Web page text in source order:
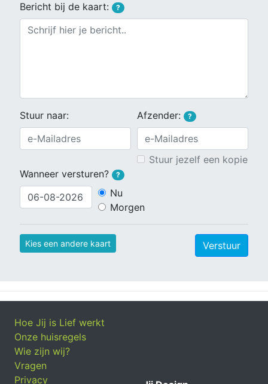
Bericht bij de kaart: ?
Stuur naar: Afzender: ?
Stuur jezelf een kopie
Wanneer versturen?
?
Nu
Morgen
Kies een andere kaart Verstuur
Hoe Jij is Lief werkt
Onze huisregels
Wie zijn wij?
Vragen
Privacy